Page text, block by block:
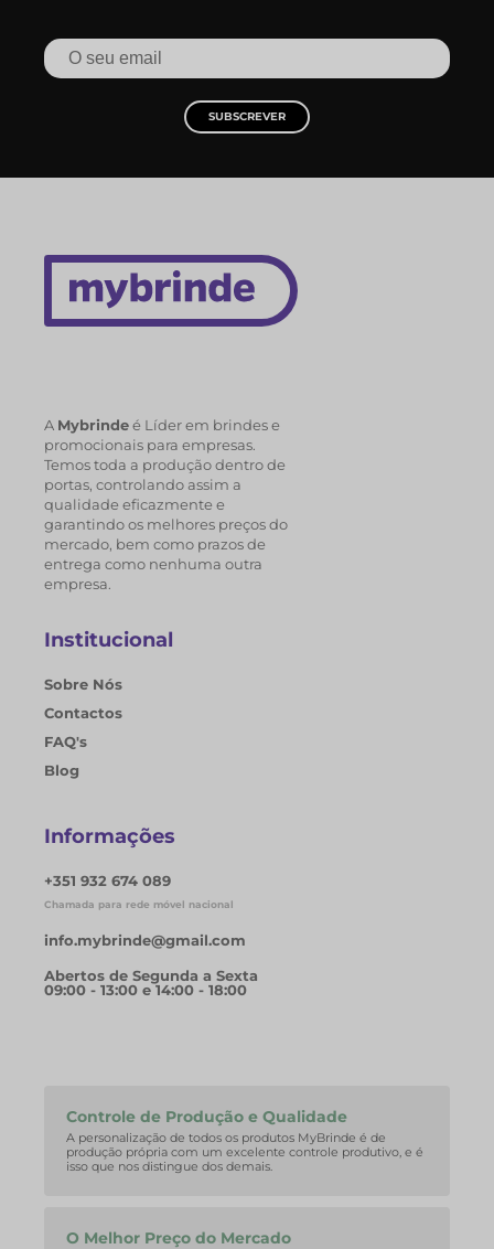
SUBSCREVER
A Mybrindeé Líder em brindes e
promocionais para empresas.
Temos toda a produção dentro de
portas, controlando assim a
qualidade eficazmente e
garantindo os melhores preços do
mercado, bem como prazos de
entrega como nenhuma outra
empresa.
Institucional
Sobre Nós
Contactos
FAQ's
Blog
Informações
+351 932 674 089
Chamada para rede móvel nacional
info.mybrinde@gmail.com
Abertos de Segunda a Sexta
09:00 - 13:00 e 14:00 - 18:00
Controle de Produção e Qualidade
A personalização de todos os produtos MyBrinde é de
produção própria com um excelente controle produtivo, e é
isso que nos distingue dos demais.
O Melhor Preço do Mercado